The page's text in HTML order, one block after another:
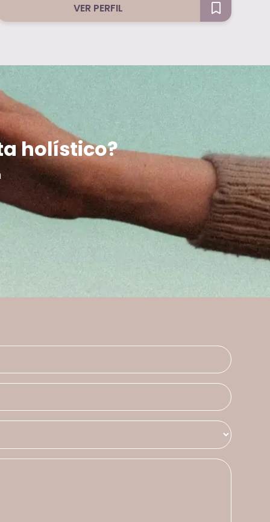
VER PERFIL
holístico?